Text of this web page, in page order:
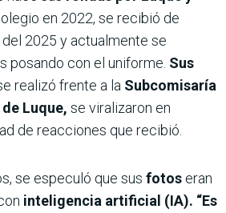
en 2022, se recibió de
2025 y actualmente se
posando con el uniforme. Sus
realizó frente a la Subcomisaría
de Luque, se viralizaron en
de reacciones que recibió.
se especuló que sus fotos eran
inteligencia artificial (IA). “Es